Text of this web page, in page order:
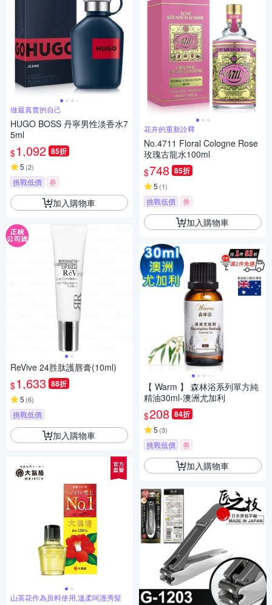
做最真實的自己
HUGO BOSS 丹寧男性淡香水7
5ml
$1,092 85折
5 (2)
挑戰低價 券
加入購物車
ReVive 24胜肽護唇膏(10ml)
$1,633 88折
5 (6)
挑戰低價
加入購物車
山茶花作為原料使用,溫柔呵護秀髪
花卉的重新詮釋
No.4711 Floral Cologne Rose
玫瑰古龍水100ml
$748 85折
5 (1)
挑戰低價 券
加入購物車
【 Warm 】 森林浴系列單方純
精油30ml-澳洲尤加利
$208 84折
5 (3)
挑戰低價 券
加入購物車